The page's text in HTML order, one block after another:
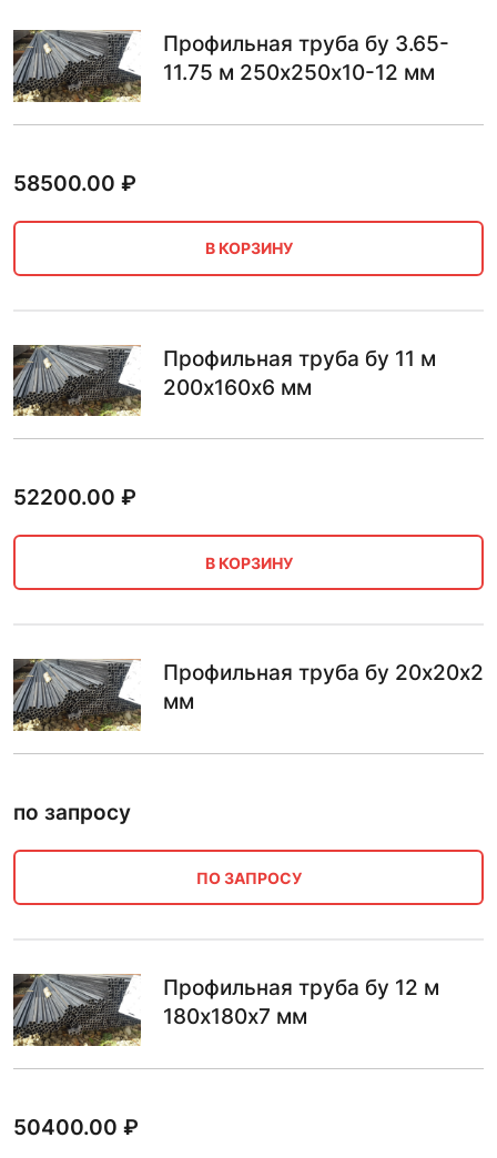
Профильная труба бу 3.65-
11.75 м 250х250х10-12 мм
58500.00 ₽
В КОРЗИНУ
Профильная труба бу 11 м
200х160х6 мм
52200.00 ₽
В КОРЗИНУ
Профильная труба бу 20х20х2
мм
по запросу
ПО ЗАПРОСУ
Профильная труба бу 12 м
180х180х7 мм
50400.00 ₽